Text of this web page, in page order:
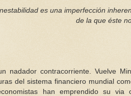
es una imperfección
de la que éste
nadador contracorriente. Vuelve
del sistema financiero mundial
han emprendido su via